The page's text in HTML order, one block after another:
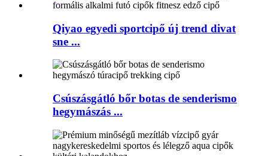
Qiyao egyedi sportcipő új trend divat
sne ...
Csúszásgátló bőr botas de senderismo
hegymászás ...